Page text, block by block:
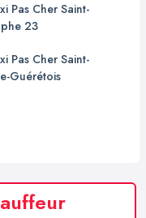
Pas Cher Saint-
23
Pas Cher Saint-
Guérétois